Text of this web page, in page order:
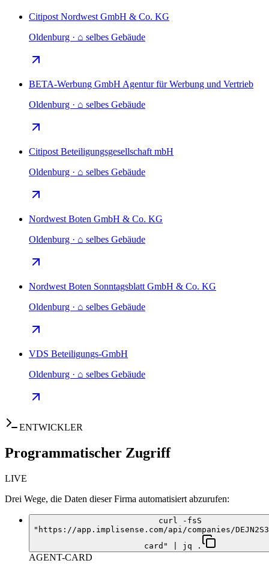
Citipost Nordwest GmbH & Co. KG
Oldenburg · ⌂ selbes Gebäude
BETA-Werbung GmbH Agentur für Werbung und Vertrieb
Oldenburg · ⌂ selbes Gebäude
Citipost Beteiligungsgesellschaft mbH
Oldenburg · ⌂ selbes Gebäude
Nordwest Boten GmbH & Co. KG
Oldenburg · ⌂ selbes Gebäude
Nordwest Boten Sonntagsblatt GmbH & Co. KG
Oldenburg · ⌂ selbes Gebäude
VDS Beteiligungs-GmbH
Oldenburg · ⌂ selbes Gebäude
ENTWICKLER
Programmatischer Zugriff
LIVE
Drei Wege, die Daten dieser Firma automatisiert abzurufen:
curl -fsS
"https://app.implisense.com/api/companies/
card" | jq .
AGENT-CARD